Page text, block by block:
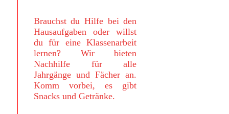
Brauchst du Hilfe bei den
Hausaufgaben oder willst
du für eine Klassenarbeit
lernen? Wir bieten
Nachhilfe für alle
Jahrgänge und Fächer an.
Komm vorbei, es gibt
Snacks und Getränke.